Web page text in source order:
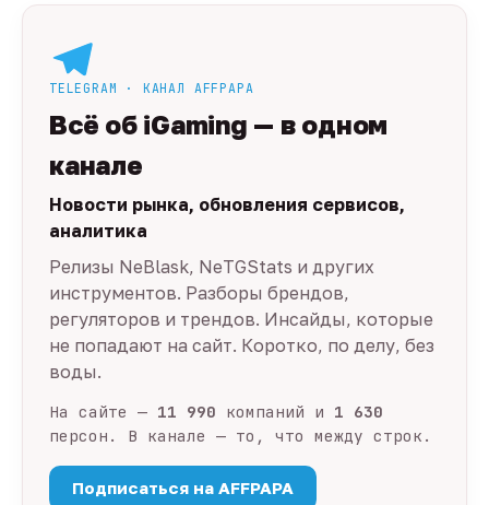
TELEGRAM · КАНАЛ AFFPAPA
Всё об iGaming — в одном
канале
Новости рынка, обновления сервисов,
аналитика
Релизы NeBlask, NeTGStats и других
инструментов. Разборы брендов,
регуляторов и трендов. Инсайды, которые
не попадают на сайт. Коротко, по делу, без
воды.
На сайте — 11 990 компаний и 1 630
персон. В канале — то, что между строк.
Подписаться на AFFPAPA